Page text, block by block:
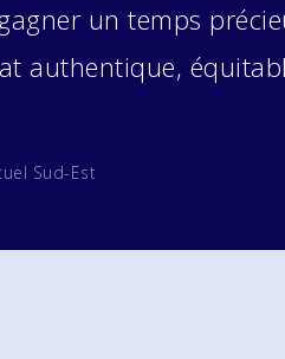
un temps
authentique,
Sud-Est